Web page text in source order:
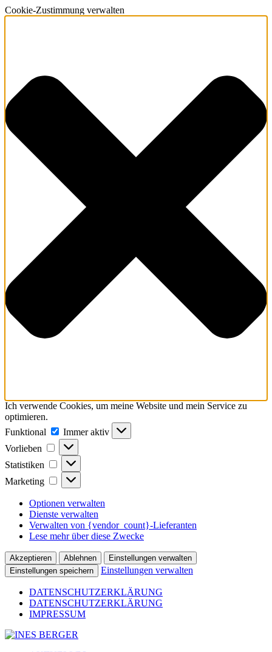
Cookie-Zustimmung verwalten
Ich verwende Cookies, um meine Website und mein Service zu
optimieren.
Funktional
Funktional
Immer aktiv
Vorlieben
Vorlieben
Statistiken Statistiken
Marketing Marketing
Optionen verwalten
Dienste verwalten
Verwalten von {vendor_count}-Lieferanten
Lese mehr über diese Zwecke
Akzeptieren Ablehnen
Einstellungen verwalten
Einstellungen speichern
Einstellungen verwalten
DATENSCHUTZERKLÄRUNG
DATENSCHUTZERKLÄRUNG
IMPRESSUM